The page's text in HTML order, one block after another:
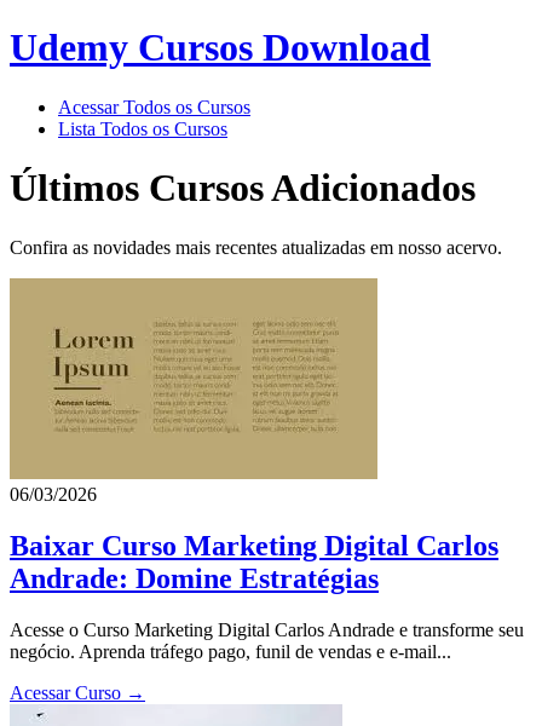
Udemy Cursos Download
Acessar Todos os Cursos
Lista Todos os Cursos
Últimos Cursos Adicionados
Confira as novidades mais recentes atualizadas em nosso acervo.
06/03/2026
Baixar Curso Marketing Digital Carlos
Andrade: Domine Estratégias
Acesse o Curso Marketing Digital Carlos Andrade e transforme seu
negócio. Aprenda tráfego pago, funil de vendas e e-mail...
Acessar Curso →